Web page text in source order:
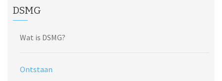
DSMG
Wat is DSMG?
Ontstaan